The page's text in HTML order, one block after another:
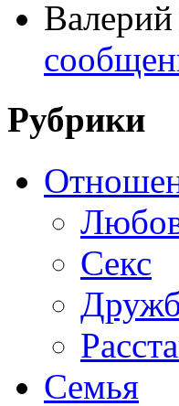
Валерий
Рубрики
Секс
Семья